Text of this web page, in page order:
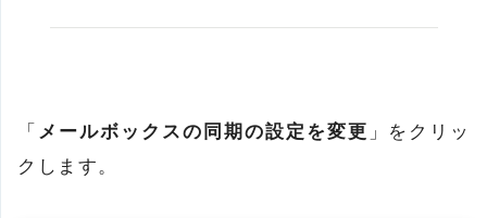
「 メールボックスの同期の設定を変更 」をクリッ
クします。